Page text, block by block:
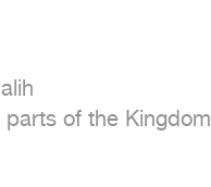
of the Kingdom